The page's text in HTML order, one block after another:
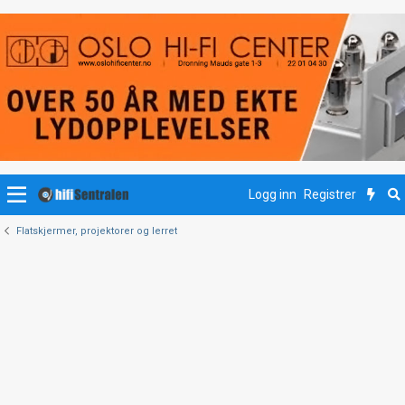
Logg inn Registrer
Flatskjermer, projektorer og lerret